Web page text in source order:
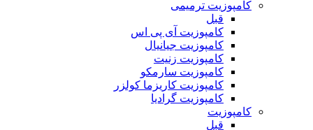
کامپوزیت ترمیمی
قبل
کامپوزیت آی پی اس
کامپوزیت جیانیال
کامپوزیت زنیت
کامپوزیت سارمکو
کامپوزیت کاریزما کولزر
کامپوزیت گرادیا
کامپوزیت
قبل